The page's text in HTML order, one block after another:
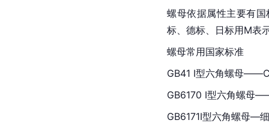
螺母依据属性主要有
标、德标、日标用M表
螺母常用国家标准
GB41 Ⅰ型六角螺母
GB6170 Ⅰ型六角螺母
GB6171Ⅰ型六角螺母—